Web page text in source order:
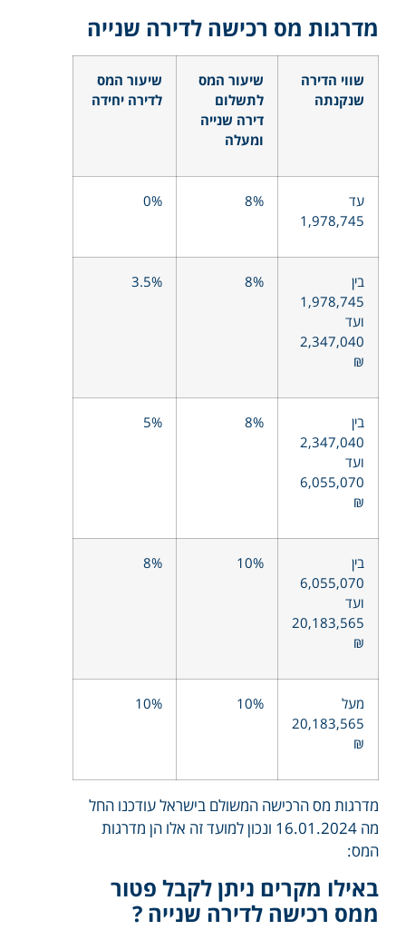
מדרגות מס רכישה לדירה שנייה
שווי הדירה
שנקנתה
שיעור המס
לתשלום
דירה שנייה
ומעלה
שיעור המס
לדירה יחידה
עד
1,978,745
8%
0%
בין
1,978,745
ועד
2,347,040
₪
8%
3.5%
בין
2,347,040
ועד
6,055,070
₪
8%
5%
בין
6,055,070
ועד
20,183,565
₪
10%
8%
מעל
20,183,565
₪
10%
10%
מדרגות מס הרכישה המשולם בישראל עודכנו החל
מה 16.01.2024 ונכון למועד זה אלו הן מדרגות
המס:
באילו מקרים ניתן לקבל פטור
ממס רכישה לדירה שנייה ?